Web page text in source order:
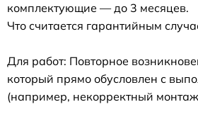
комплектующие — до 3 месяцев.
Что считается гарантийным
Для работ: Повторное
который прямо обусловлен с
(например, некорректный